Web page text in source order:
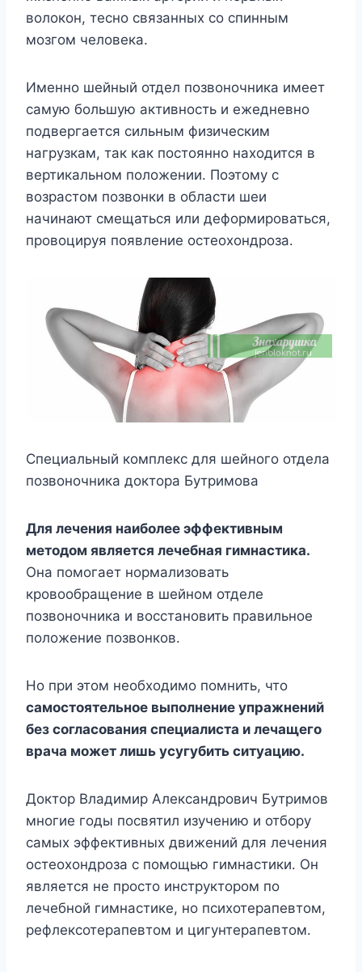
волокон, тесно связанных со спинным
мозгом человека.
Именно шейный отдел позвоночника имеет
самую большую активность и ежедневно
подвергается сильным физическим
нагрузкам, так как постоянно находится в
вертикальном положении. Поэтому с
возрастом позвонки в области шеи
начинают смещаться или деформироваться,
провоцируя появление остеохондроза.
Специальный комплекс для шейного отдела
позвоночника доктора Бутримова
Для лечения наиболее эффективным
методом является лечебная гимнастика.
Она помогает нормализовать
кровообращение в шейном отделе
позвоночника и восстановить правильное
положение позвонков.
Но при этом необходимо помнить, что
самостоятельное выполнение упражнений
без согласования специалиста и лечащего
врача может лишь усугубить ситуацию.
Доктор Владимир Александрович Бутримов
многие годы посвятил изучению и отбору
самых эффективных движений для лечения
остеохондроза с помощью гимнастики. Он
является не просто инструктором по
лечебной гимнастике, но психотерапевтом,
рефлексотерапевтом и цигунтерапевтом.